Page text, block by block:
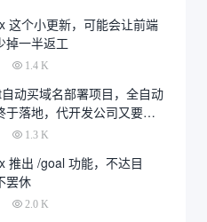
这个小更新，可能会让前端
掉一半返工
1.4 K
动买域名部署项目，全自动
于落地，代开发公司又要倒
1.3 K
推出 /goal 功能，不达目
罢休
2.0 K